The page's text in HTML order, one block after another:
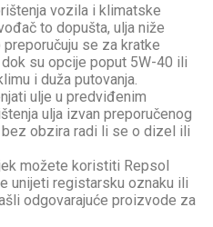
vozila i klimatske
to dopušta, ulja niže
se za kratke
su opcije poput 5W-40 ili
i duža putovanja.
ulje u predviđenim
ulja izvan preporučenog
obzira radi li se o dizel ili
možete koristiti Repsol
unijeti registarsku oznaku ili
odgovarajuće proizvode za